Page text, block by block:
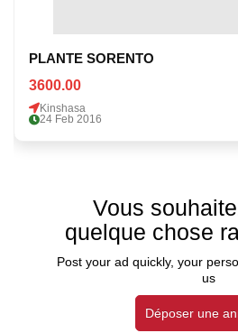
PLANTE SORENTO
3600.00
Kinshasa
24 Feb 2016
Vous
quelque chose
Post your ad quickly, your
us
Déposer une